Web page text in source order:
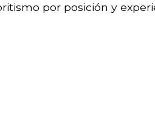
por posición y